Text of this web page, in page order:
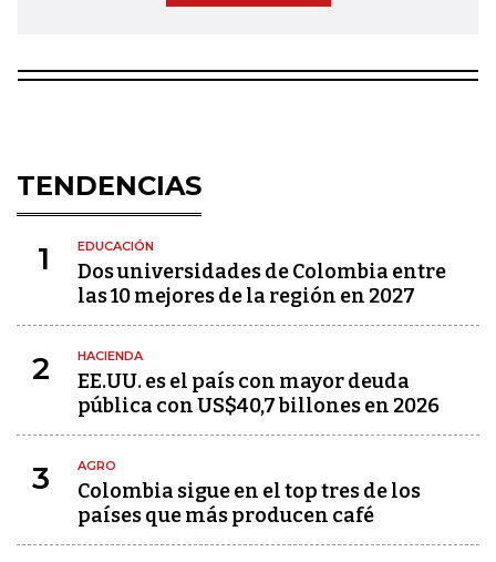
TENDENCIAS
1 EDUCACIÓN
Dos universidades de Colombia entre
las 10 mejores de la región en 2027
2 HACIENDA
EE.UU. es el país con mayor deuda
pública con US$40,7 billones en 2026
3 AGRO
Colombia sigue en el top tres de los
países que más producen café